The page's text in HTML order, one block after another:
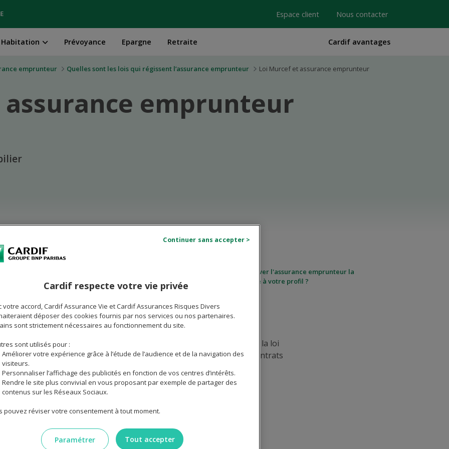
Espace client Nous contacter
Habitation Prévoyance Epargne Retraite Cardif avantages
emprunteur Quelles sont les lois qui régissent l’assurance emprunteur Loi Murcef et assurance emprunteur
emprunteur
Murcef sur l’assurance de prêt
consolidée par d’autres lois
Comment trouver l'assurance emprunteur la
mieux adaptée à votre profil ?
les rapports entre les établissements bancaires et leurs clients, la loi
dispositions. Quelles incidences cette loi a-t-elle eu sur les contrats
? Décryptage.
Cardif respecte votre vie privée
votre accord, Cardif Assurance Vie et Cardif Assurances Risques Divers
déposer des cookies fournis par nos services ou nos partenaires.
sont strictement nécessaires au fonctionnement du site.
sont utilisés pour :
Améliorer votre expérience grâce à l’étude de l’audience et de la navigation des
visiteurs.
Personnaliser l’affichage des publicités en fonction de vos centres d’intérêts.
Rendre le site plus convivial en vous proposant par exemple de partager des
contenus sur les Réseaux Sociaux.
pouvez réviser votre consentement à tout moment.
Tout accepter
Paramétrer